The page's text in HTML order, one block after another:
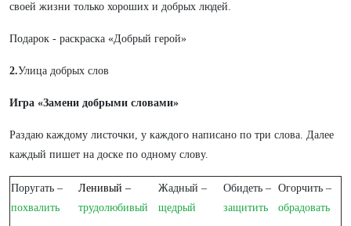
своей жизни только хороших и добрых людей.
Подарок - раскраска «Добрый герой»
2.Улица добрых слов
Игра «Замени добрыми словами»
Раздаю каждому листочки, у каждого написано по три слова. Далее
каждый пишет на доске по одному слову.
Поругать –
похвалить
Ленивый –
трудолюбивый
Жадный –
щедрый
Обидеть –
защитить
Огорчить –
обрадовать